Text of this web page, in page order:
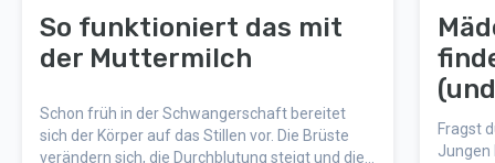
So funktioniert das mit
der Muttermilch
Schon früh in der Schwangerschaft bereitet
sich der Körper auf das Stillen vor. Die Brüste
verändern sich, die Durchblutung steigt und die
Fragst
Jungen